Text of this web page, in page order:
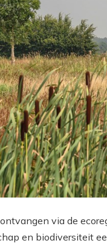
via de
en biodiversiteit